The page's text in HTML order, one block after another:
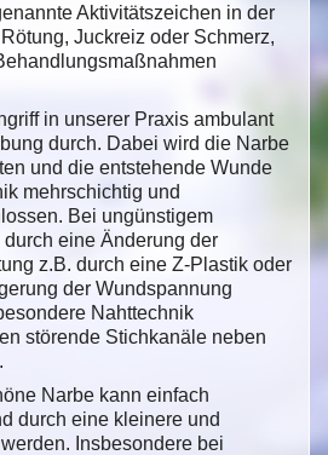
Aktivitätszeichen in der
Juckreiz oder Schmerz,
in unserer Praxis ambulant
durch. Dabei wird die Narbe
und die entstehende Wunde
mehrschichtig und
Bei ungünstigem
eine Änderung der
z.B. durch eine Z-Plastik oder
der Wundspannung
Nahttechnik
störende Stichkanäle neben
Narbe kann einfach
durch eine kleinere und
Insbesondere bei